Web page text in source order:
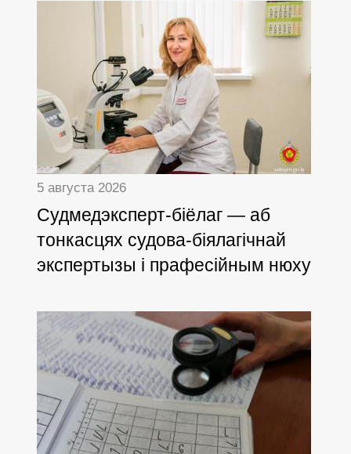
5 августа 2026
Cудмедэксперт-біёлаг — аб
тонкасцях судова-біялагічнай
экспертызы і прафесійным нюху